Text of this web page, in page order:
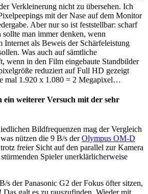
Verkleinerung nicht zu übersehen. Ich
mit der Nase auf dem Monitor
Aber nur so ist feststellbar: scharf
man immer denken, wenn
als Beweis der Schärfeleistung
Was auch auf sämtliche
wenn in den Film eingebaute Standbilder
reduziert auf Full HD gezeigt
mal 1.920 x 1.080 = 2 Megapixel…
ein weiterer Versuch mit der sehr
Bildfrequenzen mag der Vergleich
nützen die 9 B/s derOlympus OM-D
freier Sicht auf den parallel zur Kamera
Spieler unerklärlicherweise
s der Panasonic G2 der Fokus öfter sitzen,
galt es zu rauszufinden. Wieder mit